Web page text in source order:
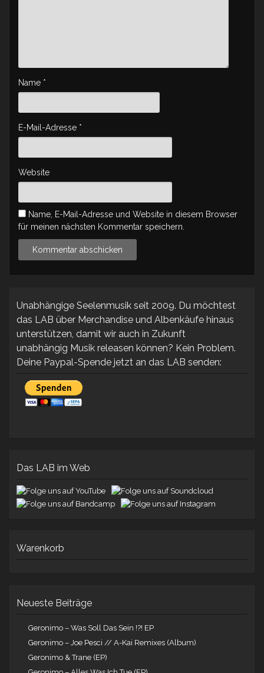
Name *
E-Mail-Adresse *
Website
Name, E-Mail-Adresse und Website in diesem Browser
für meinen nächsten Kommentar speichern.
Unabhängige Seelenmusik seit 2009. Du möchtest
das LAB über Merchandise und Albenkäufe hinaus
unterstützen, damit wir auch in Zukunft
unabhängig Musik releasen können? Kein Problem.
Deine Paypal-Spende jetzt an das LAB senden:
Das LAB im Web
Warenkorb
Neueste Beiträge
Geronimo – Was Soll Das Sein !?! EP
Geronimo – Joe Pesci // A-Kai Remixes (Album)
Geronimo & Trane (EP)